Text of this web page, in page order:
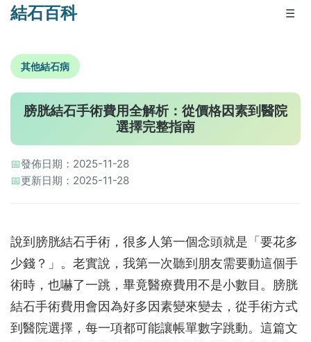
結石百科 ☰
其他結石病
膀胱結石手術費用全解析：從價格因素到醫院
選擇完整指南
📅發佈日期：2025-11-28
📅更新日期：2025-11-28
說到膀胱結石手術，很多人第一個念頭就是「要花多
少錢？」。老實說，我第一次聽到朋友需要動這個手
術時，也嚇了一跳，畢竟醫療費用不是小數目。膀胱
結石手術費用會因為好多因素變來變去，從手術方式
到醫院選擇，每一項都可能讓帳單數字跳動。這篇文